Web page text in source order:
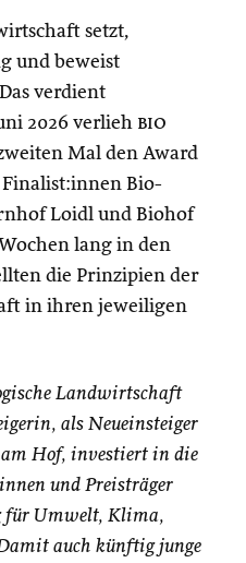
setzt,
und beweist
verdient
2026 verlieh bio
Mal den Award
Finalist:innen Bio-
Loidl und Biohof
lang in den
die Prinzipien der
in ihren jeweiligen
Landwirtschaft
als Neueinsteiger
am Hof, investiert in die
und Preisträger
für Umwelt, Klima,
auch künftig junge